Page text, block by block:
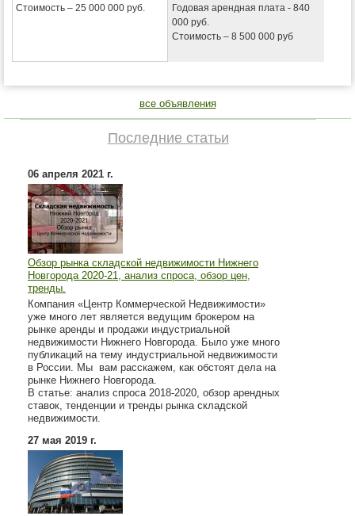
Стоимость – 25 000 000 руб.
Годовая арендная плата - 840
000 руб.
Стоимость – 8 500 000 руб
все объявления
Последние статьи
06 апреля 2021 г.
Обзор рынка складской недвижимости Нижнего
Новгорода 2020-21, анализ спроса, обзор цен,
тренды.
Компания «Центр Коммерческой Недвижимости»
уже много лет является ведущим брокером на
рынке аренды и продажи индустриальной
недвижимости Нижнего Новгорода. Было уже много
публикаций на тему индустриальной недвижимости
в России. Мы вам расскажем, как обстоят дела на
рынке Нижнего Новгорода.
В статье: анализ спроса 2018-2020, обзор арендных
ставок, тенденции и тренды рынка складской
недвижимости.
27 мая 2019 г.